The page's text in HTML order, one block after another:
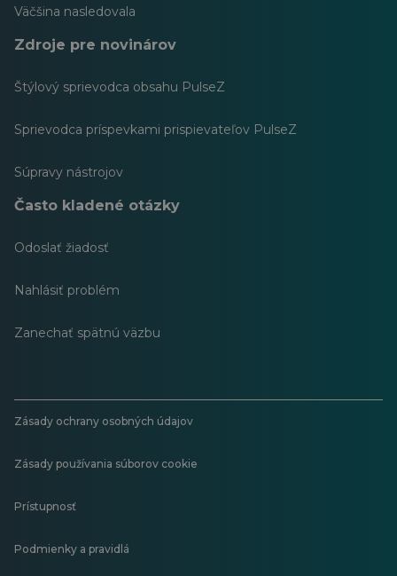
Väčšina nasledovala
Zdroje pre novinárov
Štýlový sprievodca obsahu PulseZ
Sprievodca príspevkami prispievateľov PulseZ
Súpravy nástrojov
Často kladené otázky
Odoslať žiadosť
Nahlásiť problém
Zanechať spätnú väzbu
Zásady ochrany osobných údajov
Zásady používania súborov cookie
Prístupnosť
Podmienky a pravidlá